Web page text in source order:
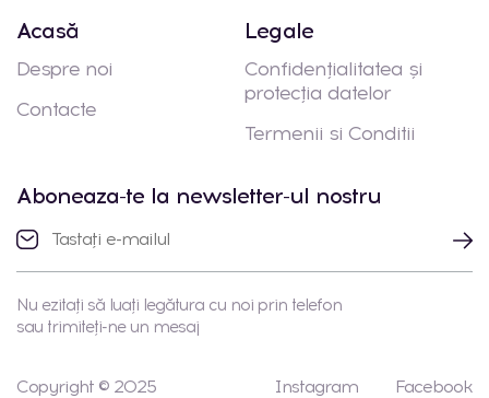
Acasă
Despre noi
Contacte
Legale
Confidențialitatea și
protecția datelor
Termenii si Conditii
Aboneaza-te la newsletter-ul nostru
Nu ezitați să luați legătura cu noi prin telefon
sau trimiteți-ne un mesaj
Copyright © 2025 Instagram Facebook